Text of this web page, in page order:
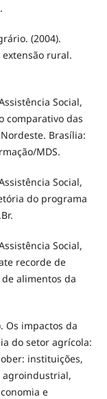
(2004).
rural.
Social,
comparativo das
Brasília:
MDS.
Social,
do programa
Social,
recorde de
alimentos da
Os impactos da
do setor agrícola:
instituições,
agroindustrial,
e